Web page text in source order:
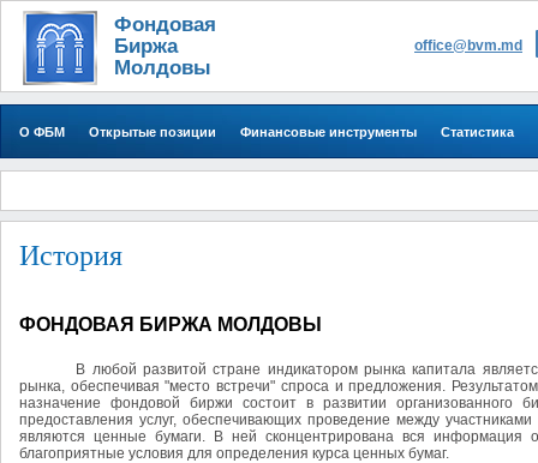
Фондовая
Биржа
Молдовы
office@bvm.md
О ФБМ Открытые позиции Финансовые инструменты Статистика
История
ФОНДОВАЯ БИРЖА МОЛДОВЫ
В любой развитой стране индикатором рынка капитала
рынка, обеспечивая "место встречи" спроса и предложения.
назначение фондовой биржи состоит в развитии организованного
предоставления услуг, обеспечивающих проведение между
являются ценные бумаги. В ней сконцентрирована вся
благоприятные условия для определения курса ценных бумаг.